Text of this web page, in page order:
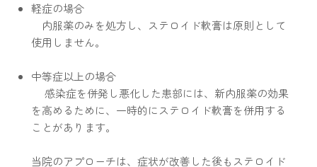
軽症の場合
​​ 内服薬のみを処方し、ステロイド軟膏は原則として
使用しません。
中等症以上の場合
感染症を併発し悪化した患部には、新内服薬の効果
を高めるために、一時的にステロイド軟膏を併用する
ことがあります。
当院のアプローチは、症状が改善した後もステロイド